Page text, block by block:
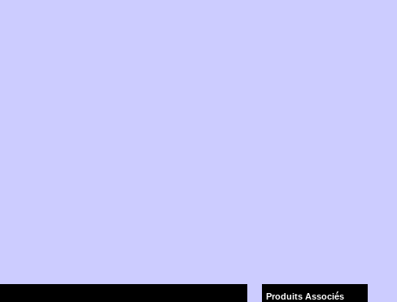
Produits Associés